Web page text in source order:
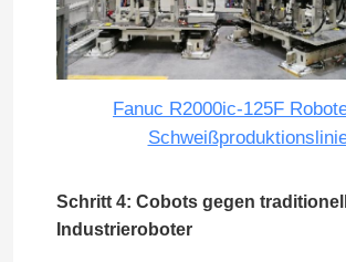
Fanuc R2000ic-125F
Schritt 4: Cobots gegen
Industrieroboter